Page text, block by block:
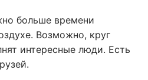
больше времени
Возможно, круг
интересные люди. Есть